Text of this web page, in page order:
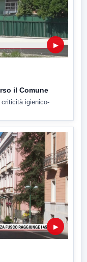
▶
il Comune
igienico-
▶